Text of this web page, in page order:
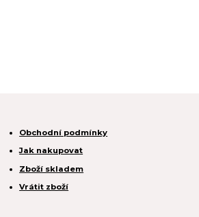
Obchodní podmínky
Jak nakupovat
Zboží skladem
Vrátit zboží